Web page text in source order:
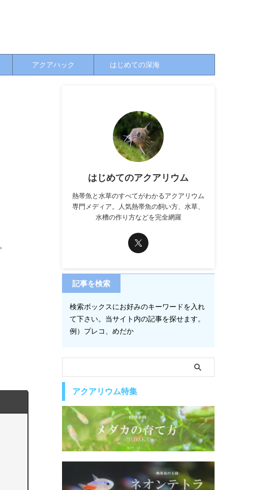
アクアハック はじめての深海
はじめてのアクアリウム
熱帯魚と水草のすべてがわかるアクアリウム
専門メディア。人気熱帯魚の飼い方、水草、
水槽の作り方などを完全網羅
記事を検索
検索ボックスにお好みのキーワードを入れ
て下さい。当サイト内の記事を探せます。
例）プレコ、めだか
アクアリウム特集